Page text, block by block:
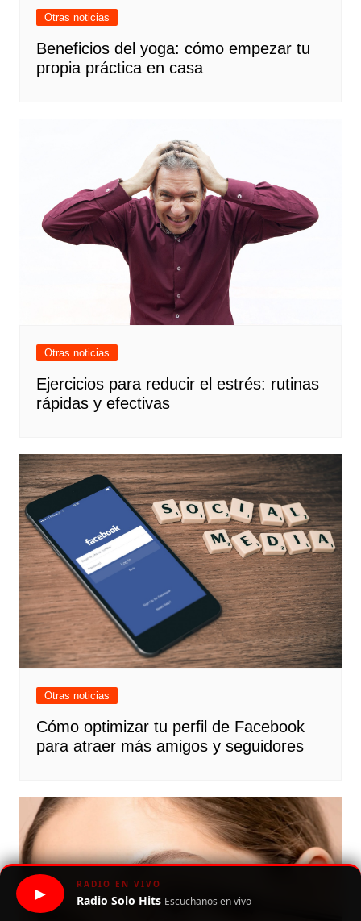
Otras noticias
Beneficios del yoga: cómo empezar tu
propia práctica en casa
Otras noticias
Ejercicios para reducir el estrés: rutinas
rápidas y efectivas
Otras noticias
Cómo optimizar tu perfil de Facebook
para atraer más amigos y seguidores
▶
RADIO EN VIVO
Radio Solo Hits Escuchanos en vivo